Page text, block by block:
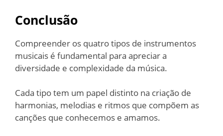
Conclusão
Compreender os quatro tipos de instrumentos
musicais é fundamental para apreciar a
diversidade e complexidade da música.
Cada tipo tem um papel distinto na criação de
harmonias, melodias e ritmos que compõem as
canções que conhecemos e amamos.